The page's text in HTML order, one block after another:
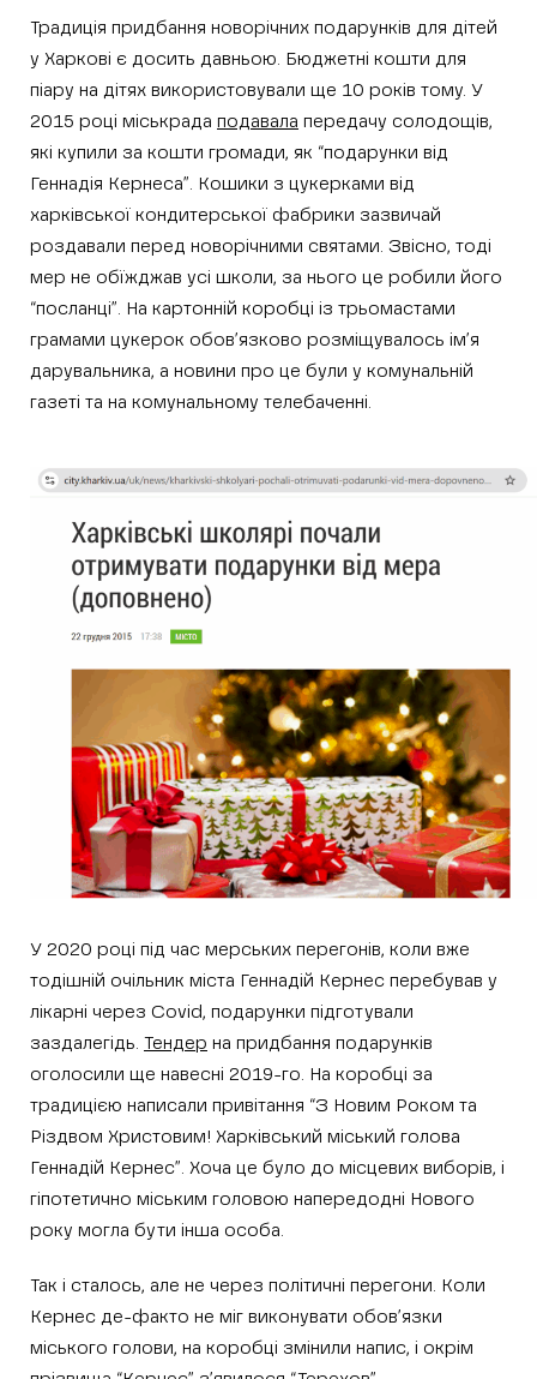
Традиція придбання новорічних подарунків для дітей
у Харкові є досить давньою. Бюджетні кошти для
піару на дітях використовували ще 10 років тому. У
2015 році міськрада подавала передачу солодощів,
які купили за кошти громади, як “подарунки від
Геннадія Кернеса”. Кошики з цукерками від
харківської кондитерської фабрики зазвичай
роздавали перед новорічними святами. Звісно, тоді
мер не обїжджав усі школи, за нього це робили його
“посланці”. На картонній коробці із трьомастами
грамами цукерок обов’язково розміщувалось ім’я
дарувальника, а новини про це були у комунальній
газеті та на комунальному телебаченні.
У 2020 році під час мерських перегонів, коли вже
тодішній очільник міста Геннадій Кернес перебував у
лікарні через Covid, подарунки підготували
заздалегідь. Тендер на придбання подарунків
оголосили ще навесні 2019-го. На коробці за
традицією написали привітання “З Новим Роком та
Різдвом Христовим! Харківський міський голова
Геннадій Кернес”. Хоча це було до місцевих виборів, і
гіпотетично міським головою напередодні Нового
року могла бути інша особа.
Так і сталось, але не через політичні перегони. Коли
Кернес де-факто не міг виконувати обов’язки
міського голови, на коробці змінили напис, і окрім